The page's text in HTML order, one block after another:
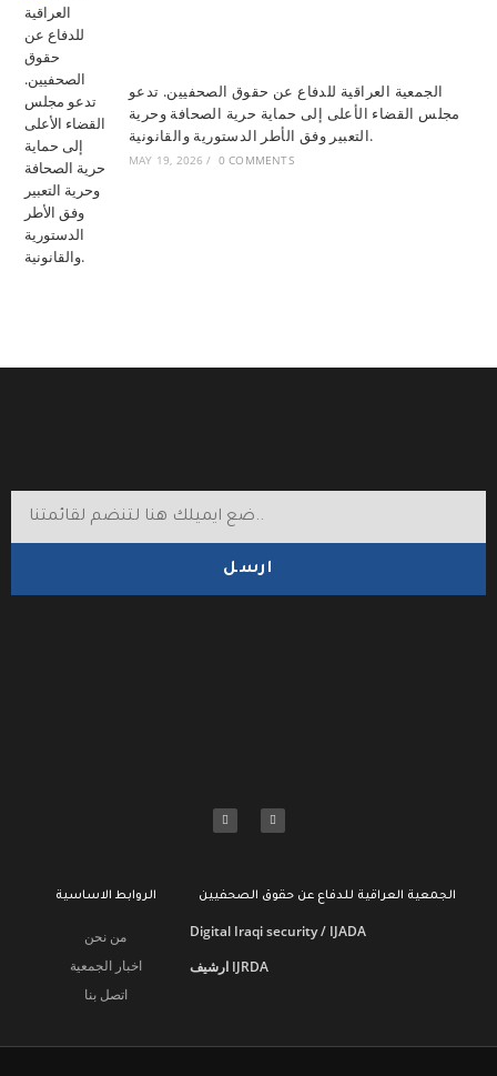
الجمعية العراقية للدفاع عن حقوق الصحفيين. تدعو
مجلس القضاء الأعلى إلى حماية حرية الصحافة وحرية
التعبير وفق الأطر الدستورية والقانونية.
MAY 19, 2026 / 0 COMMENTS
ارسل
الروابط الاساسية
من نحن
اخبار الجمعية
اتصل بنا
الجمعية العراقية للدفاع عن حقوق الصحفيين
Digital Iraqi security / IJADA
ارشيف IJRDA